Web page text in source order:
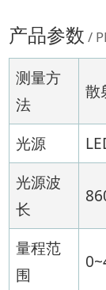
产品参数 /
测量方
法
散
光源
光源波
长
量程范
围